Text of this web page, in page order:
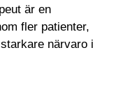
är en
fler patienter,
närvaro i